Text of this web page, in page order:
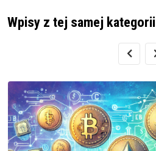
Wpisy z tej samej kategorii